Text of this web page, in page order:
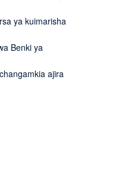
ya kuimarisha
Benki ya
ajira